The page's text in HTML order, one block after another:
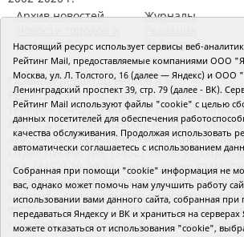
Архив новостей
районов ТО
Журналы
RSS поток
Главный редактор Рябков А.В.
Редакция: 625002, Тюмень, Осипенко, 81,
телефон (3452)49-00-18, e-mail:
Адрес для писем: 625000, Россия,
а/я 371. Для пресс-релизов:
Отдел писем: тел. (3452) 39-90-59. Отдел
тел. (3452) 39-90-51. Регистрация СМИ:
издание «Интернет-газета «Тюменская
сегодня», свидетельство о
ФС77-64918 от 24.02.2016 выдано
службой по надзору в сфере связи,
Настоящий ресурс использует сервисы веб-
Рейтинг Mail, предоставляемые компаниями ООО
Москва, ул. Л. Толстого, 16 (далее — Яндекс) и ООО
Ленинградский проспект 39, стр. 79 (далее - ВК).
Рейтинг Mail используют файлы "cookie" с целью
данных посетителей для обеспечения
качества обслуживания. Продолжая использовать
автоматически соглашаетесь с использованием
Собранная при помощи "cookie" информация не
вас, однако может помочь нам улучшить работу
использовании вами данного сайта, собранная
передаваться Яндексу и ВК и храниться на
можете отказаться от использования "cookie",